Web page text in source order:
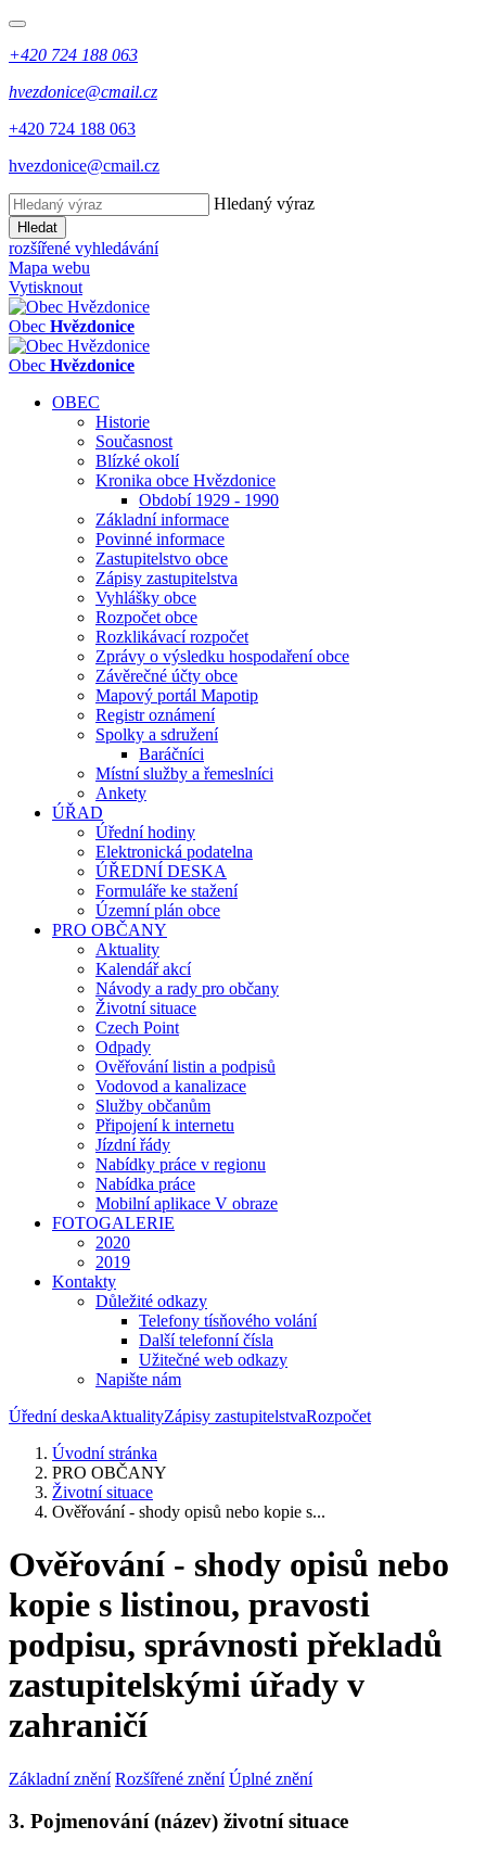
+420 724 188 063
hvezdonice@cmail.cz
+420 724 188 063
hvezdonice@cmail.cz
Hledaný výraz
Hledat
rozšířené vyhledávání
Mapa webu
Vytisknout
Obec Hvězdonice
Obec Hvězdonice
OBEC
Historie
Současnost
Blízké okolí
Kronika obce Hvězdonice
Období 1929 - 1990
Základní informace
Povinné informace
Zastupitelstvo obce
Zápisy zastupitelstva
Vyhlášky obce
Rozpočet obce
Rozklikávací rozpočet
Zprávy o výsledku hospodaření obce
Závěrečné účty obce
Mapový portál Mapotip
Registr oznámení
Spolky a sdružení
Baráčníci
Místní služby a řemeslníci
Ankety
ÚŘAD
Úřední hodiny
Elektronická podatelna
ÚŘEDNÍ DESKA
Formuláře ke stažení
Územní plán obce
PRO OBČANY
Aktuality
Kalendář akcí
Návody a rady pro občany
Životní situace
Czech Point
Odpady
Ověřování listin a podpisů
Vodovod a kanalizace
Služby občanům
Připojení k internetu
Jízdní řády
Nabídky práce v regionu
Nabídka práce
Mobilní aplikace V obraze
FOTOGALERIE
2020
2019
Kontakty
Důležité odkazy
Telefony tísňového volání
Další telefonní čísla
Užitečné web odkazy
Napište nám
Úřední deskaAktualityZápisy zastupitelstvaRozpočet
Úvodní stránka
PRO OBČANY
Životní situace
Ověřování - shody opisů nebo kopie s...
Ověřování - shody opisů nebo
kopie s listinou, pravosti
podpisu, správnosti překladů
zastupitelskými úřady v
zahraničí
Základní znění Rozšířené znění Úplné znění
3. Pojmenování (název) životní situace